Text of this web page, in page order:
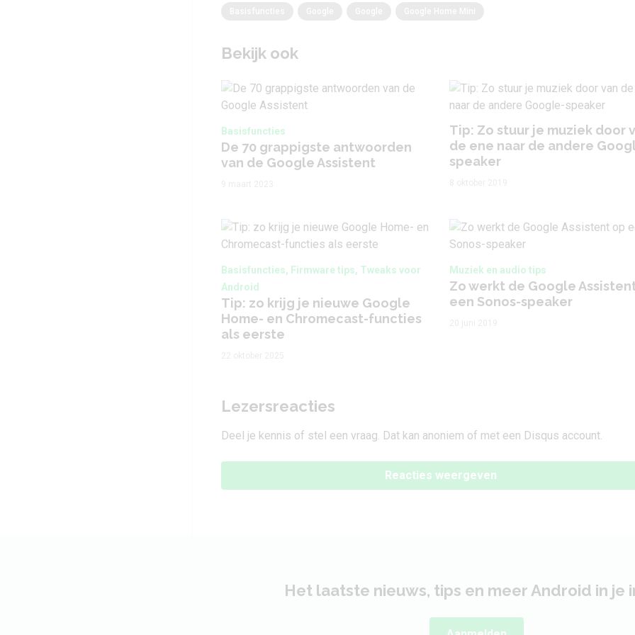
Bekijk ook
Basisfuncties
De 70 grappigste antwoorden
van de Google Assistent
Tip: Zo stuur je muziek door
de ene naar de andere
speaker
Basisfuncties, Firmware tips, Tweaks voor
Android
Tip: zo krijg je nieuwe Google
Home- en Chromecast-functies
als eerste
Muziek en audio tips
Zo werkt de Google
een Sonos-speaker
Lezersreacties
Deel je kennis of stel een vraag. Dat kan anoniem of met een Disqus account.
Reacties weergeven
Het laatste nieuws, tips en meer Android in je